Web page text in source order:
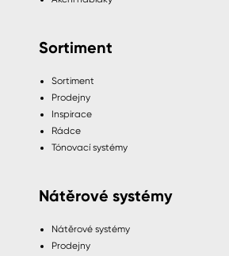
Sortiment
Sortiment
Prodejny
Inspirace
Rádce
Tónovací systémy
Nátěrové systémy
Nátěrové systémy
Prodejny